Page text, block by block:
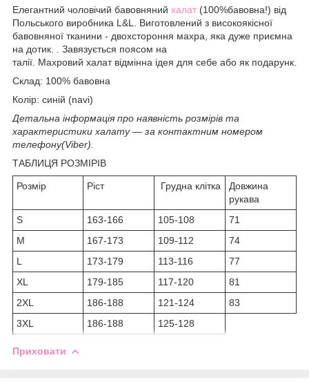
Елегантний чоловічий бавовняний халат (100%бавовна!) від
Польського виробника L&L. Виготовлений з високоякісної
бавовняної тканини - двохстороння махра, яка дуже приємна
на дотик. . Завязується поясом на
талії. Махровий халат відмінна ідея для себе або як подарунк.
Склад: 100% бавовна
Колір: синій (navi)
Детальна інформація про наявність розмірів та
характеристики халату ― за контактним номером
телефону(Viber).
ТАБЛИЦЯ РОЗМІРІВ
Розмір Ріст Грудна клітка
Довжина
рукава
S
163-166 105-108
71
M
167-173 109-112
74
L
173-179 113-116
77
XL
179-185 117-120
81
2XL
186-188 121-124
83
3XL
186-188 125-128
Приховати